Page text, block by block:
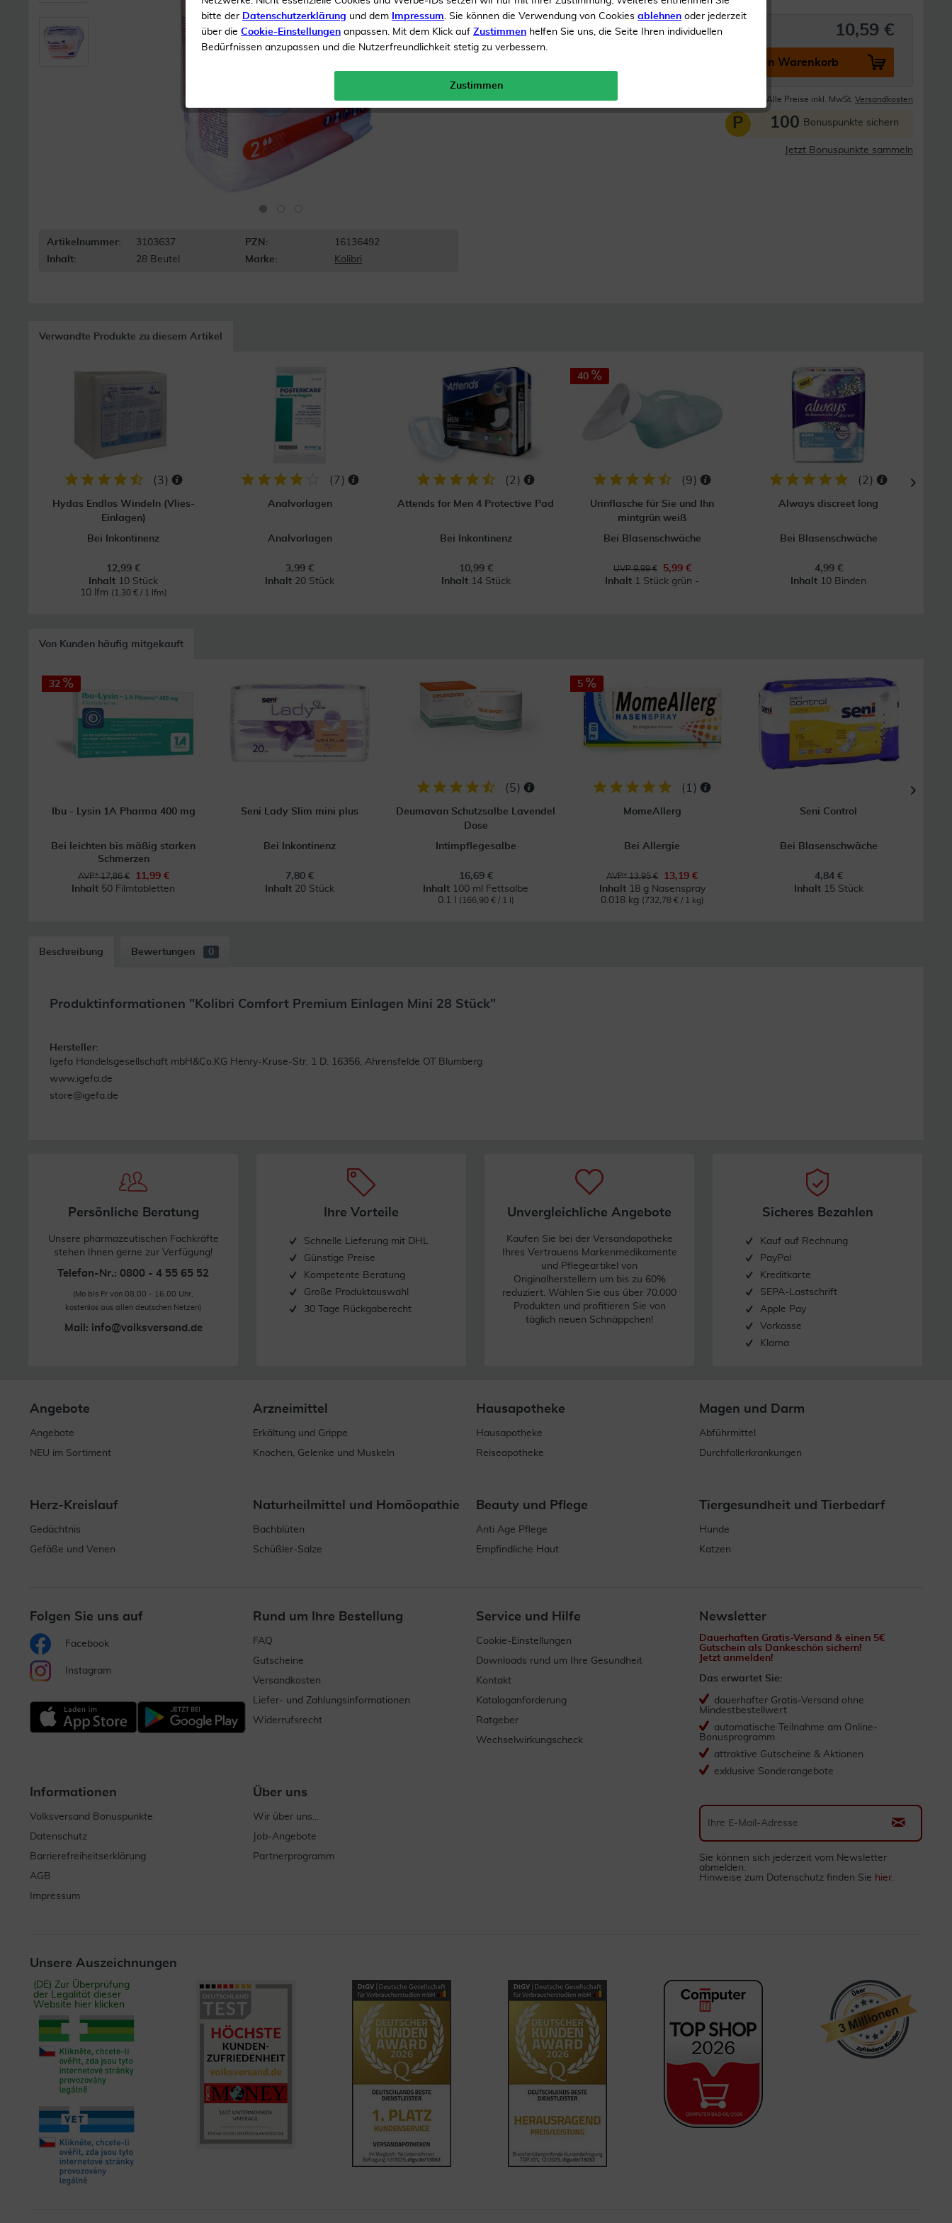
Artikelnummer: 3103637 PZN:
16136492
Inhalt:
28 Beutel Marke: Kolibri
Inhalt28 Beutel 10,59 €
In den Warenkorb
Gratis Versand ab 19 € Alle Preise inkl. MwSt. Versandkosten
P 100 Bonuspunkte sichern
Jetzt Bonuspunkte sammeln
Verwandte Produkte zu diesem Artikel
(3)
Hydas Endlos Windeln (Vlies-
Einlagen)
Bei Inkontinenz
12,99 €
Inhalt 10 Stück
10 lfm (1,30 € / 1 lfm)
( 7 )
Analvorlagen
Analvorlagen
3,99 €
Inhalt 20 Stück
(2 )
Attends for Men 4 Protective Pad
Bei Inkontinenz
10,99 €
Inhalt 14 Stück
40
(9)
Urinflasche für Sie und Ihn
mintgrün weiß
Bei Blasenschwäche
UVP 9,99 €
5,99 €
Inhalt 1 Stück grün -
(2 )
Always discreet long
Bei Blasenschwäche
4,99 €
Inhalt 10 Binden
Von Kunden häufig mitgekauft
32
Ibu - Lysin 1A Pharma 400 mg
Bei leichten bis mäßig starken
Schmerzen
AVP* 17,86 €
11,99 €
Inhalt 50 Filmtabletten
Seni Lady Slim mini plus
Bei Inkontinenz
7,80 €
Inhalt 20 Stück
(5)
Deumavan Schutzsalbe Lavendel
Dose
Intimpflegesalbe
16,69 €
Inhalt 100 ml Fettsalbe
0.1 l
(166,90 € / 1 l)
5
( 1 )
MomeAllerg
Bei Allergie
AVP* 13,95 €
13,19 €
Inhalt 18 g Nasenspray
0.018 kg (732,78 € / 1 kg)
Seni Control
Bei Blasenschwäche
4,84 €
Inhalt 15 Stück
Beschreibung Bewertungen 0
Produktinformationen "Kolibri Comfort Premium Einlagen Mini 28 Stück"
Weiterlesen
Hersteller:
Igefa Handelsgesellschaft mbH&Co.KG Henry-Kruse-Str. 1 D. 16356, Ahrensfelde OT Blumberg
www.igefa.de
store@igefa.de
Persönliche Beratung
Unsere pharmazeutischen Fachkräfte
stehen Ihnen gerne zur Verfügung!
Telefon-Nr.: 0800 - 4 55 65 52
(Mo bis Fr von 08.00 - 16.00 Uhr,
kostenlos aus allen deutschen Netzen)
Mail: info@volksversand.de
Ihre Vorteile
Schnelle Lieferung mit DHL
Günstige Preise
Kompetente Beratung
Große Produktauswahl
30 Tage Rückgaberecht
Unvergleichliche Angebote
Kaufen Sie bei der Versandapotheke
Ihres Vertrauens Markenmedikamente
und Pflegeartikel von
Originalherstellern um bis zu 60%
reduziert. Wählen Sie aus über 70.000
Produkten und profitieren Sie von
täglich neuen Schnäppchen!
Sicheres Bezahlen
Kauf auf Rechnung
PayPal
Kreditkarte
SEPA-Lastschrift
Apple Pay
Vorkasse
Klarna
Angebote
Angebote
NEU im Sortiment
Arzneimittel
Erkältung und Grippe
Knochen, Gelenke und Muskeln
Hausapotheke
Hausapotheke
Reiseapotheke
Magen und Darm
Abführmittel
Durchfallerkrankungen
Herz-Kreislauf
Gedächtnis
Gefäße und Venen
Naturheilmittel und Homöopathie
Bachblüten
Schüßler-Salze
Beauty und Pflege
Anti Age Pflege
Empfindliche Haut
Tiergesundheit und Tierbedarf
Hunde
Katzen
Folgen Sie uns auf
Facebook
Instagram
Rund um Ihre Bestellung
FAQ
Gutscheine
Versandkosten
Liefer- und Zahlungsinformationen
Widerrufsrecht
Service und Hilfe
Cookie-Einstellungen
Downloads rund um Ihre Gesundheit
Kontakt
Kataloganforderung
Ratgeber
Wechselwirkungscheck
Informationen
Volksversand Bonuspunkte
Datenschutz
Barrierefreiheitserklärung
AGB
Impressum
Über uns
Wir über uns...
Job-Angebote
Partnerprogramm
Newsletter
Dauerhaften Gratis-Versand & einen 5€
Gutschein als Dankeschön sichern!
Jetzt anmelden!
Das erwartet Sie:
dauerhafter Gratis-Versand ohne
Mindestbestellwert
automatische Teilnahme am Online-
Bonusprogramm
attraktive Gutscheine & Aktionen
exklusive Sonderangebote
Sie können sich jederzeit vom Newsletter
abmelden.
Hinweise zum Datenschutz finden Sie hier.
Unsere Auszeichnungen
(DE) Zur Überprüfung
der Legalität dieser
Website hier klicken
bitte der Datenschutzerklärung und dem Impressum. Sie können die Verwendung von Cookies ablehnen oder jederzeit
über die Cookie-Einstellungen anpassen. Mit dem Klick auf Zustimmen helfen Sie uns, die Seite Ihren individuellen
Bedürfnissen anzupassen und die Nutzerfreundlichkeit stetig zu verbessern.
Zustimmen